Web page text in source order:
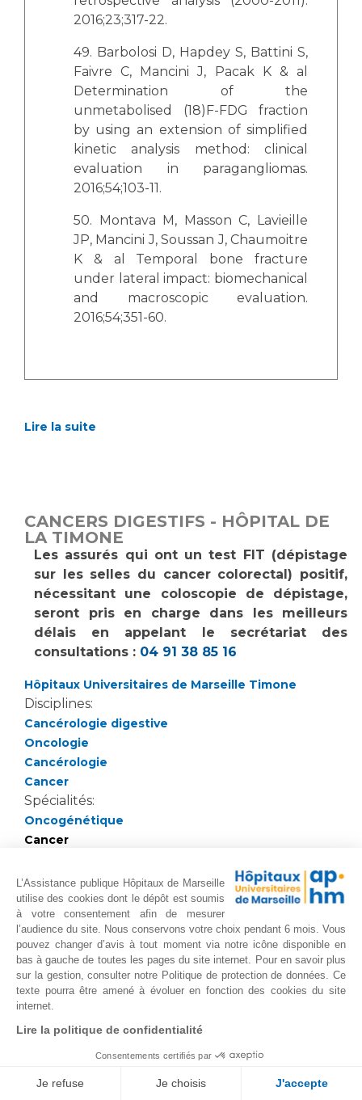
2016;23;317-22.
49. Barbolosi D, Hapdey S, Battini S,
Faivre C, Mancini J, Pacak K & al
Determination of the
unmetabolised (18)F-FDG fraction
by using an extension of simplified
kinetic analysis method: clinical
evaluation in paragangliomas.
2016;54;103-11.
50. Montava M, Masson C, Lavieille
JP, Mancini J, Soussan J, Chaumoitre
K & al Temporal bone fracture
under lateral impact: biomechanical
and macroscopic evaluation.
2016;54;351-60.
Lire la suite
CANCERS DIGESTIFS - HÔPITAL DE
LA TIMONE
Les assurés qui ont un test FIT (dépistage
sur les selles du cancer colorectal) positif,
nécessitant une coloscopie de dépistage,
seront pris en charge dans les meilleurs
délais en appelant le secrétariat des
consultations : 04 91 38 85 16
Hôpitaux Universitaires de Marseille Timone
Disciplines:
Cancérologie digestive
Oncologie
Cancérologie
Cancer
Spécialités:
Oncogénétique
Cancer
Cancer digestif
Cancer du pancréas
Traitements:
Chimiothérapies
biothérapies ciblées
Chimio-radiothérapie
Chimio-embolisation
Radiothérapie métabolique
Radiofréquence
Chimio-hyperthermie intrapéritonéale
SEITZ Jean-François
L’Assistance publique Hôpitaux de Marseille
utilise des cookies dont le dépôt est soumis
à votre consentement afin de mesurer
l’audience du site. Nous conservons votre choix pendant 6 mois. Vous
pouvez changer d’avis à tout moment via notre icône disponible en
bas à gauche de toutes les pages du site internet. Pour en savoir plus
sur la gestion, consulter notre Politique de protection de données. Ce
texte pourra être amené à évoluer en fonction des cookies du site
internet.
Lire la politique de confidentialité
Consentements certifiés par
Je refuse Je choisis J'accepte